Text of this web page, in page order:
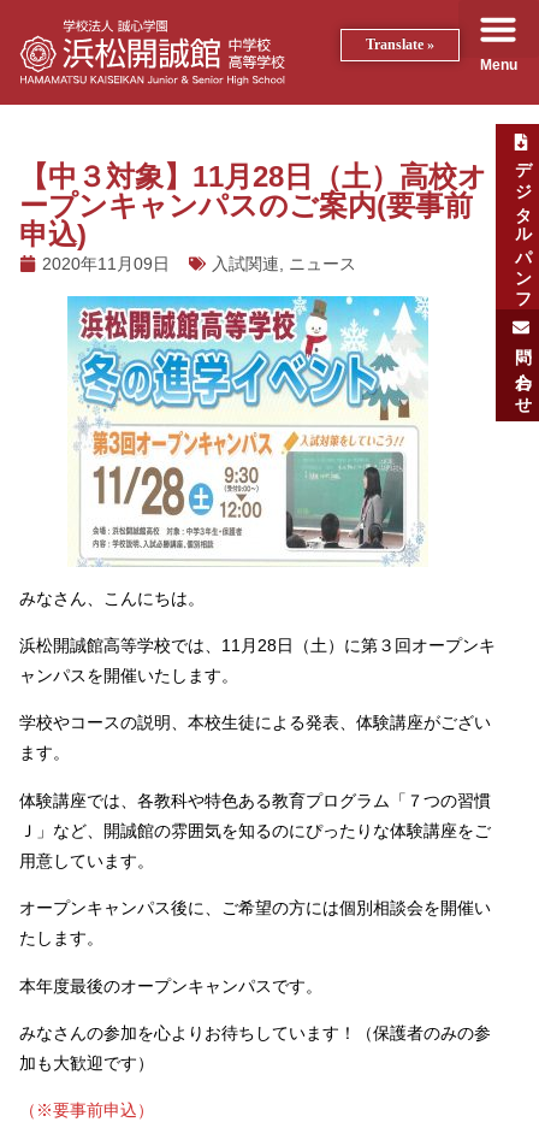
Menu
デジタルパンフ
問い合わせ
【中３対象】11月28日（土）高校オ
ープンキャンパスのご案内(要事前
申込)
2020年11月09日 入試関連 ニュース
みなさん、こんにちは。
浜松開誠館高等学校では、11月28日（土）に第３回オープンキ
ャンパスを開催いたします。
学校やコースの説明、本校生徒による発表、体験講座がござい
ます。
体験講座では、各教科や特色ある教育プログラム「７つの習慣
Ｊ」など、開誠館の雰囲気を知るのにぴったりな体験講座をご
用意しています。
オープンキャンパス後に、ご希望の方には個別相談会を開催い
たします。
本年度最後のオープンキャンパスです。
みなさんの参加を心よりお待ちしています！（保護者のみの参
加も大歓迎です）
（※要事前申込）
Translate »